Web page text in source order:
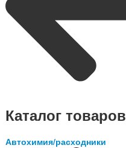
Каталог товаров
Автохимия/расходники